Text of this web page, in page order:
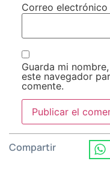
Correo electrónico
Guarda mi
este navegador
comente.
Compartir